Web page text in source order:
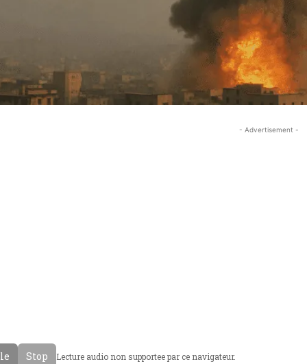
- Advertisement -
Stop Lecture audio non supportee par ce navigateur.